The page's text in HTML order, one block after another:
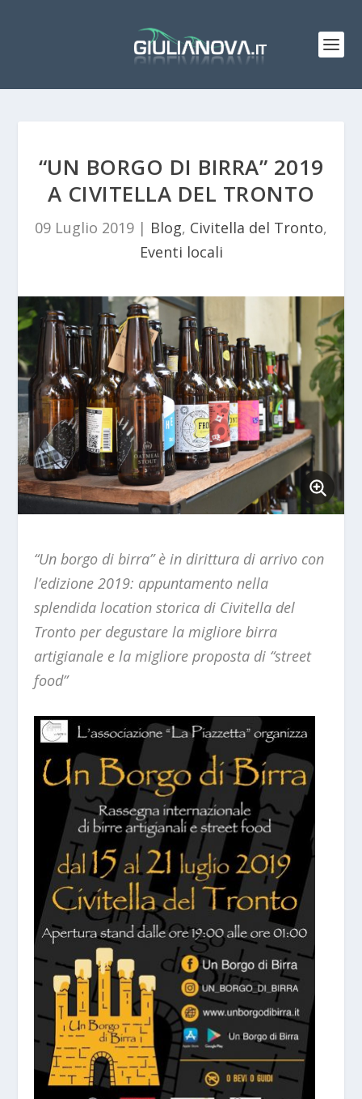
“UN BORGO DI BIRRA” 2019
A CIVITELLA DEL TRONTO
09 Luglio 2019 | Blog, Civitella del Tronto,
Eventi locali
“Un borgo di birra” è in dirittura di arrivo con
l’edizione 2019: appuntamento nella
splendida location storica di Civitella del
Tronto per degustare la migliore birra
artigianale e la migliore proposta di “street
food”